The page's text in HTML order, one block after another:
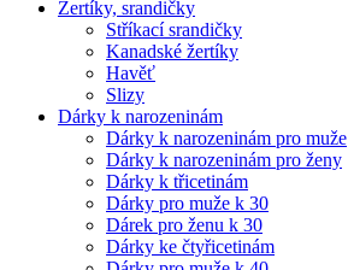
Žertíky, srandičky
Stříkací srandičky
Kanadské žertíky
Havěť
Slizy
Dárky k narozeninám
Dárky k narozeninám pro muže
Dárky k narozeninám pro ženy
Dárky k třicetinám
Dárky pro muže k 30
Dárek pro ženu k 30
Dárky ke čtyřicetinám